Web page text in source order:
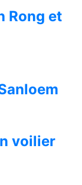
Rong et
voilier